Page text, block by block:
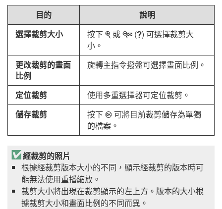
目的
說明
選擇裁剪大小
按下 X 或 W (Q) 可選擇裁剪大
小。
更改裁剪的畫面
比例
旋轉主指令撥盤可選擇畫面比例。
定位裁剪
使用多重選擇器可定位裁剪。
儲存裁剪
按下 J 可將目前裁剪儲存為單獨
的檔案。
經裁剪的照片
根據經裁剪版本大小的不同，顯示經裁剪的版本時可
能無法使用重播縮放。
裁剪大小將出現在裁剪顯示的左上方。版本的大小根
據裁剪大小和畫面比例的不同而異。